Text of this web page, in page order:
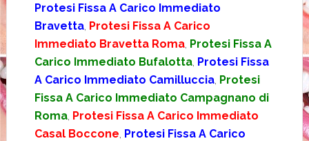
Protesi Fissa A Carico Immediato
Bravetta, Protesi Fissa A Carico
Immediato Bravetta Roma, Protesi Fissa A
Carico Immediato Bufalotta, Protesi Fissa
A Carico Immediato Camilluccia, Protesi
Fissa A Carico Immediato Campagnano di
Roma, Protesi Fissa A Carico Immediato
Casal Boccone Protesi Fissa A Carico